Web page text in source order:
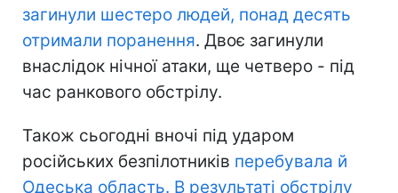
загинули шестеро людей, понад десять
отримали поранення. Двоє загинули
внаслідок нічної атаки, ще четверо - під
час ранкового обстрілу.
Також сьогодні вночі під ударом
російських безпілотників перебувала й
Одеська область. В результаті обстрілу